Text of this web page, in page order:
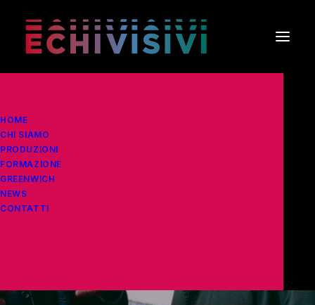
HOME
CHI SIAMO
PRODUZIONI
FORMAZIONE
GREENWICH
NEWS
CONTATTI